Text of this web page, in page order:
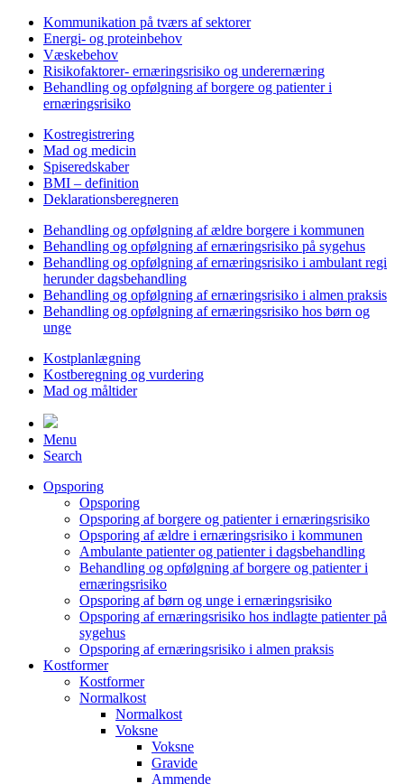
Kommunikation på tværs af sektorer
Energi- og proteinbehov
Væskebehov
Risikofaktorer- ernæringsrisiko og underernæring
Behandling og opfølgning af borgere og patienter i
ernæringsrisiko
Kostregistrering
Mad og medicin
Spiseredskaber
BMI – definition
Deklarationsberegneren
Behandling og opfølgning af ældre borgere i kommunen
Behandling og opfølgning af ernæringsrisiko på sygehus
Behandling og opfølgning af ernæringsrisiko i ambulant regi
herunder dagsbehandling
Behandling og opfølgning af ernæringsrisiko i almen praksis
Behandling og opfølgning af ernæringsrisiko hos børn og
unge
Kostplanlægning
Kostberegning og vurdering
Mad og måltider
Menu
Search
Opsporing
Opsporing
Opsporing af borgere og patienter i ernæringsrisiko
Opsporing af ældre i ernæringsrisiko i kommunen
Ambulante patienter og patienter i dagsbehandling
Behandling og opfølgning af borgere og patienter i
ernæringsrisiko
Opsporing af børn og unge i ernæringsrisiko
Opsporing af ernæringsrisiko hos indlagte patienter på
sygehus
Opsporing af ernæringsrisiko i almen praksis
Kostformer
Kostformer
Normalkost
Normalkost
Voksne
Voksne
Gravide
Ammende